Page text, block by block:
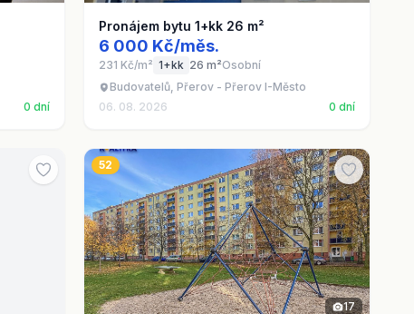
0 dní
Pronájem bytu 1+kk 26 m²
6 000 Kč/měs.
231 Kč/m² 1+kk 26 m²Osobní
Budovatelů, Přerov - Přerov I-Město
06. 08. 2026
0 dní
52
17